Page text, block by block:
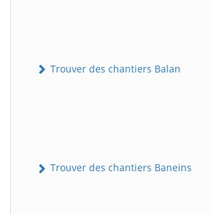
Trouver des chantiers Balan
Trouver des chantiers Baneins